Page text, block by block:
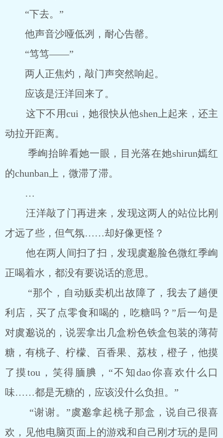
“下去。”
他声音沙哑低冽，耐心告罄。
“笃笃――”
两人正焦灼，敲门声突然响起。
应该是汪洋回来了。
这下不用cui，她很快从他shen上起来，还主
动拉开距离。
季峋抬眸看她一眼，目光落在她shirun嫣红
的chunban上，微滞了滞。
…
汪洋敲了门再进来，发现这两人的站位比刚
才远了些，但气氛……却好像更怪？
他在两人间扫了扫，发现虞邈脸色微红季峋
正喝着水，都没有要说话的意思。
“那个，自动贩卖机出故障了，我去了趟便
利店，买了点零食和喝的，吃糖吗？”后一句是
对虞邈说的，说罢拿出几盒粉色铁盒包装的薄荷
糖，有桃子、柠檬、百香果、荔枝，橙子，他摸
了摸tou，笑得腼腆，“不知dao你喜欢什么口
味……都是无糖的，应该没什么负担。”
“谢谢。”虞邈拿起桃子那盒，说自己很喜
欢，见他电脑页面上的游戏和自己刚才玩的是同